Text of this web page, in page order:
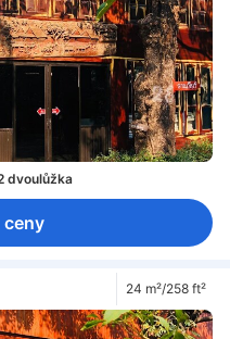
dvoulůžka
ceny
24 m²/258 ft²